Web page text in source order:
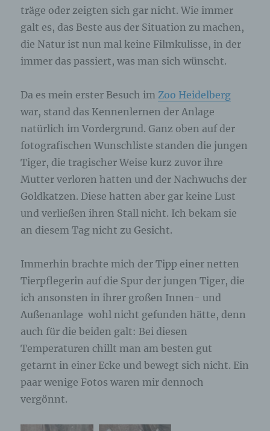
träge oder zeigten sich gar nicht. Wie immer
galt es, das Beste aus der Situation zu machen,
die Natur ist nun mal keine Filmkulisse, in der
immer das passiert, was man sich wünscht.
Da es mein erster Besuch im Zoo Heidelberg
war, stand das Kennenlernen der Anlage
natürlich im Vordergrund. Ganz oben auf der
fotografischen Wunschliste standen die jungen
Tiger, die tragischer Weise kurz zuvor ihre
Mutter verloren hatten und der Nachwuchs der
Goldkatzen. Diese hatten aber gar keine Lust
und verließen ihren Stall nicht. Ich bekam sie
an diesem Tag nicht zu Gesicht.
Immerhin brachte mich der Tipp einer netten
Tierpflegerin auf die Spur der jungen Tiger, die
ich ansonsten in ihrer großen Innen- und
Außenanlage wohl nicht gefunden hätte, denn
auch für die beiden galt: Bei diesen
Temperaturen chillt man am besten gut
getarnt in einer Ecke und bewegt sich nicht. Ein
paar wenige Fotos waren mir dennoch
vergönnt.
Welche personenbezogenen Daten dabei an den
für die Verarbeitung Verantwortlichen übermittelt
werden, ergibt sich aus der jeweiligen
Eingabemaske, die für die Registrierung
verwendet wird. Die von der betroffenen Person
eingegebenen personenbezogenen Daten werden
für die Verarbeitung Verantwortlichen und für
eigene Zwecke erhoben und gespeichert. Der für
die Verarbeitung Verantwortliche kann die
Weitergabe an einen oder mehrere
Auftragsverarbeiter, beispielsweise einen
Paketdienstleister, veranlassen, der die
personenbezogenen Daten ebenfalls
ausschließlich für eine interne Verwendung, die
dem für die Verarbeitung Verantwortlichen
Durch eine Registrierung auf der Internetseite des
für die Verarbeitung Verantwortlichen wird ferner
Datum sowie die Uhrzeit der Registrierung
gespeichert. Die Speicherung dieser Daten erfolgt
vor dem Hintergrund, dass nur so der Missbrauch
unserer Dienste verhindert werden kann, und
diese Daten im Bedarfsfall ermöglichen,
Speicherung dieser Daten zur Absicherung des für
die Verarbeitung Verantwortlichen erforderlich.
Eine Weitergabe dieser Daten an Dritte erfolgt
grundsätzlich nicht, sofern keine gesetzliche
Pflicht zur Weitergabe besteht oder die Weitergabe
der Strafverfolgung dient.
Die Registrierung der betroffenen Person unter